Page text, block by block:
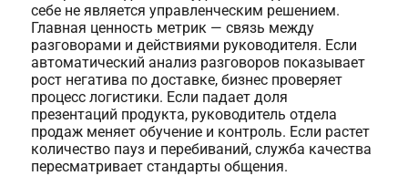
себе не является управленческим решением.
Главная ценность метрик — связь между
разговорами и действиями руководителя. Если
автоматический анализ разговоров показывает
рост негатива по доставке, бизнес проверяет
процесс логистики. Если падает доля
презентаций продукта, руководитель отдела
продаж меняет обучение и контроль. Если растет
количество пауз и перебиваний, служба качества
пересматривает стандарты общения.